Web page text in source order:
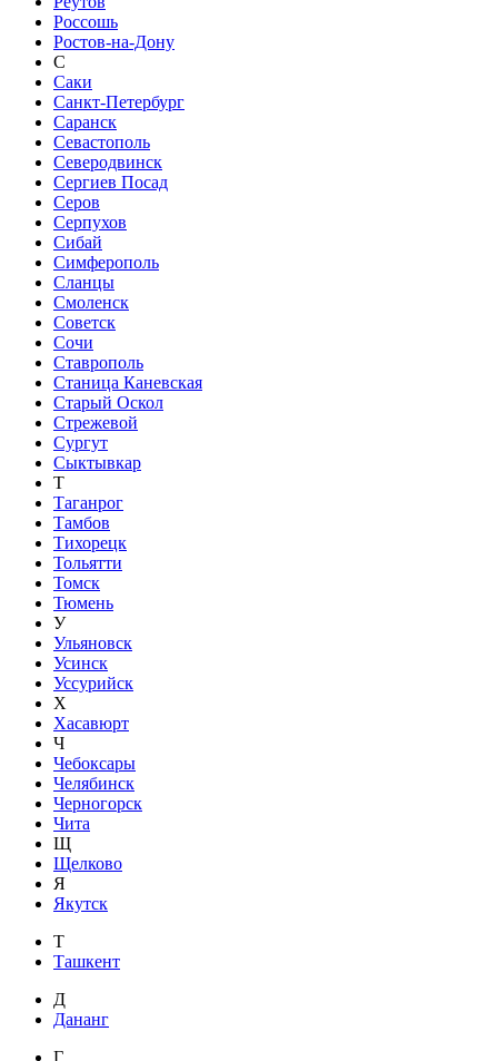
Россошь
Ростов-на-Дону
С
Саки
Санкт-Петербург
Саранск
Севастополь
Северодвинск
Сергиев Посад
Серов
Серпухов
Сибай
Симферополь
Сланцы
Смоленск
Советск
Сочи
Ставрополь
Станица Каневская
Старый Оскол
Стрежевой
Сургут
Сыктывкар
Т
Таганрог
Тамбов
Тихорецк
Тольятти
Томск
Тюмень
У
Ульяновск
Усинск
Уссурийск
Х
Хасавюрт
Ч
Чебоксары
Челябинск
Черногорск
Чита
Щ
Щелково
Я
Якутск
Т
Ташкент
Д
Дананг
Г